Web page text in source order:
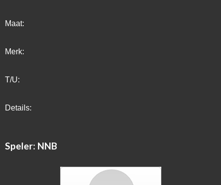
Maat:
Merk:
T/U:
Details:
Speler: NNB